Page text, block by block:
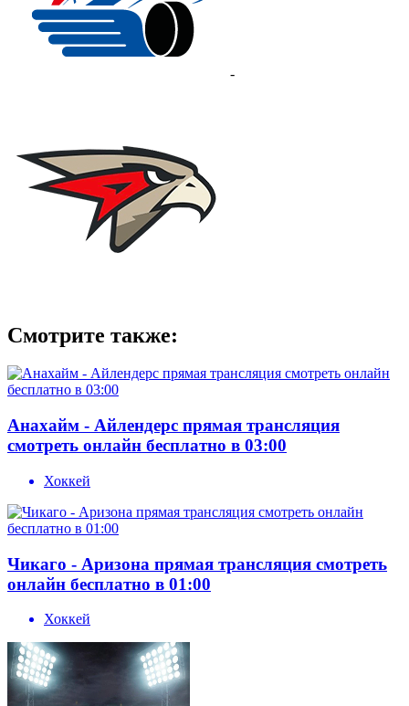
-
Смотрите также:
Анахайм - Айлендерс прямая трансляция
смотреть онлайн бесплатно в 03:00
Хоккей
Чикаго - Аризона прямая трансляция смотреть
онлайн бесплатно в 01:00
Хоккей